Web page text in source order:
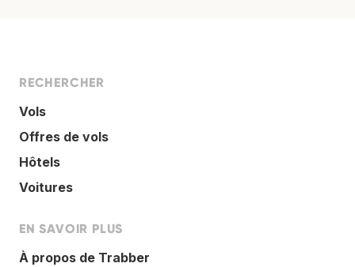
RECHERCHER
Vols
Offres de vols
Hôtels
Voitures
EN SAVOIR PLUS
À propos de Trabber